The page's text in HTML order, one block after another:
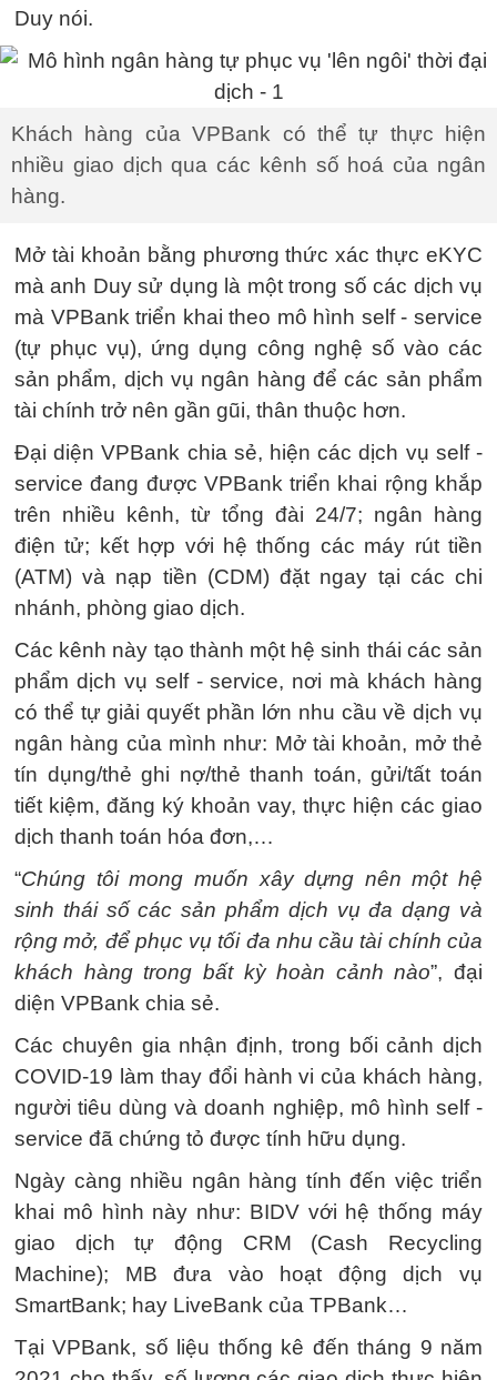
Duy nói.
Khách hàng của VPBank có thể tự thực hiện
nhiều giao dịch qua các kênh số hoá của ngân
hàng.
Mở tài khoản bằng phương thức xác thực eKYC
mà anh Duy sử dụng là một trong số các dịch vụ
mà VPBank triển khai theo mô hình self - service
(tự phục vụ), ứng dụng công nghệ số vào các
sản phẩm, dịch vụ ngân hàng để các sản phẩm
tài chính trở nên gần gũi, thân thuộc hơn.
Đại diện VPBank chia sẻ, hiện các dịch vụ self -
service đang được VPBank triển khai rộng khắp
trên nhiều kênh, từ tổng đài 24/7; ngân hàng
điện tử; kết hợp với hệ thống các máy rút tiền
(ATM) và nạp tiền (CDM) đặt ngay tại các chi
nhánh, phòng giao dịch.
Các kênh này tạo thành một hệ sinh thái các sản
phẩm dịch vụ self - service, nơi mà khách hàng
có thể tự giải quyết phần lớn nhu cầu về dịch vụ
ngân hàng của mình như: Mở tài khoản, mở thẻ
tín dụng/thẻ ghi nợ/thẻ thanh toán, gửi/tất toán
tiết kiệm, đăng ký khoản vay, thực hiện các giao
dịch thanh toán hóa đơn,…
“Chúng tôi mong muốn xây dựng nên một hệ
sinh thái số các sản phẩm dịch vụ đa dạng và
rộng mở, để phục vụ tối đa nhu cầu tài chính của
khách hàng trong bất kỳ hoàn cảnh nào”, đại
diện VPBank chia sẻ.
Các chuyên gia nhận định, trong bối cảnh dịch
COVID-19 làm thay đổi hành vi của khách hàng,
người tiêu dùng và doanh nghiệp, mô hình self -
service đã chứng tỏ được tính hữu dụng.
Ngày càng nhiều ngân hàng tính đến việc triển
khai mô hình này như: BIDV với hệ thống máy
giao dịch tự động CRM (Cash Recycling
Machine); MB đưa vào hoạt động dịch vụ
SmartBank; hay LiveBank của TPBank…
Tại VPBank, số liệu thống kê đến tháng 9 năm